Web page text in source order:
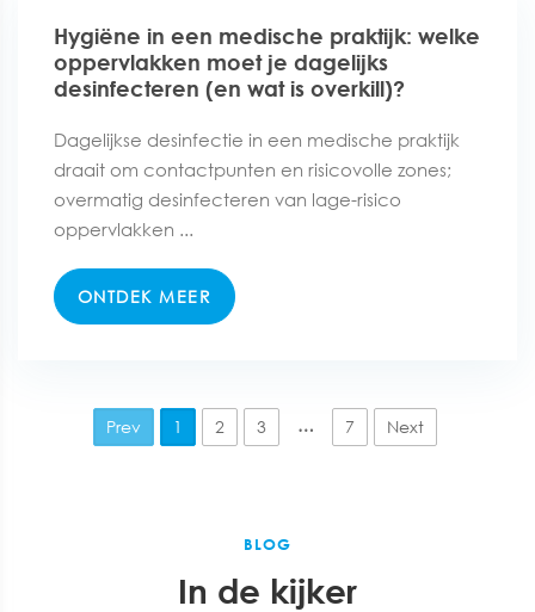
Hygiëne in een medische praktijk: welke
oppervlakken moet je dagelijks
desinfecteren (en wat is overkill)?
Dagelijkse desinfectie in een medische praktijk
draait om contactpunten en risicovolle zones;
overmatig desinfecteren van lage-risico
oppervlakken ...
ONTDEK MEER
Prev 1 2 3 … 7 Next
BLOG
In de kijker